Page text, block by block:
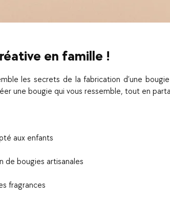
en famille !
les secrets de la fabrication d’une
une bougie qui vous ressemble, tout en
aux enfants
de bougies artisanales
fragrances